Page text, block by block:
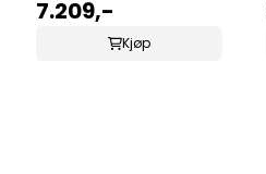
Tørrmontering
7.209,-
Kjøp